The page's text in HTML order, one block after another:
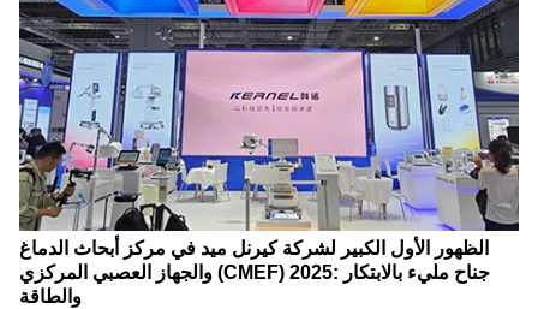
الظهور الأول الكبير لشركة كيرنل ميد في مركز أبحاث الدماغ
والجهاز العصبي المركزي (CMEF) 2025: جناح مليء بالابتكار
والطاقة